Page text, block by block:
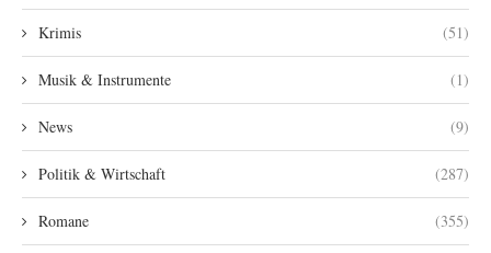
Krimis (51)
Musik & Instrumente (1)
News (9)
Politik & Wirtschaft (287)
Romane (355)